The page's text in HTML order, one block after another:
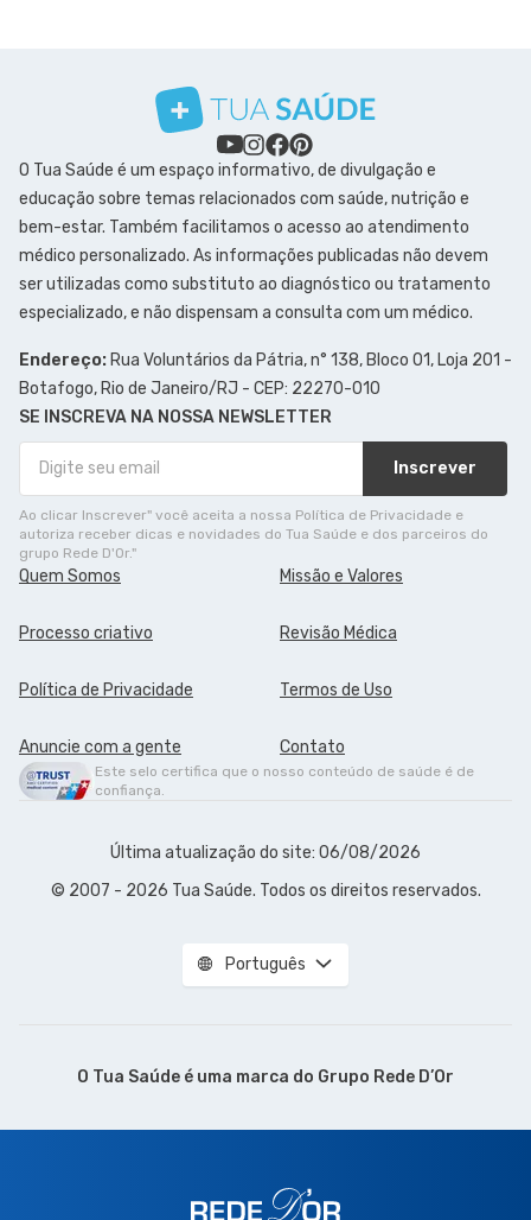
O Tua Saúde é um espaço informativo, de divulgação e
educação sobre temas relacionados com saúde, nutrição e
bem-estar. Também facilitamos o acesso ao atendimento
médico personalizado. As informações publicadas não devem
ser utilizadas como substituto ao diagnóstico ou tratamento
especializado, e não dispensam a consulta com um médico.
Endereço: Rua Voluntários da Pátria, n° 138, Bloco 01, Loja 201 -
Botafogo, Rio de Janeiro/RJ - CEP: 22270-010
SE INSCREVA NA NOSSA NEWSLETTER
Inscrever
Ao clicar Inscrever" você aceita a nossa Política de Privacidade e
autoriza receber dicas e novidades do Tua Saúde e dos parceiros do
grupo Rede D'Or."
Quem Somos Missão e Valores
Processo criativo Revisão Médica
Política de Privacidade Termos de Uso
Anuncie com a gente Contato
Este selo certifica que o nosso conteúdo de saúde é de
confiança.
Última atualização do site: 06/08/2026
© 2007 - 2026 Tua Saúde. Todos os direitos reservados.
Português
O Tua Saúde é uma marca do Grupo Rede D’Or